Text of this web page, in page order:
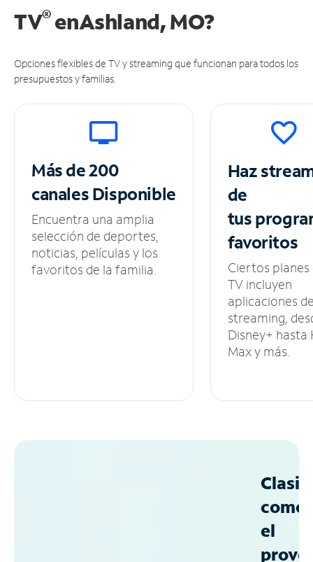
TV®enAshland, MO?
Opciones flexibles de TV y streaming que funcionan para todos los
presupuestos y familias.
Más de 200
canalesDisponible
Encuentra una amplia
selección de deportes,
noticias, películas y los
favoritos de la familia.
Haz
de
tus
favoritos
Ciertos planes
TV incluyen
aplicaciones
streaming,
Disney+ hasta
Max y más.
como
el